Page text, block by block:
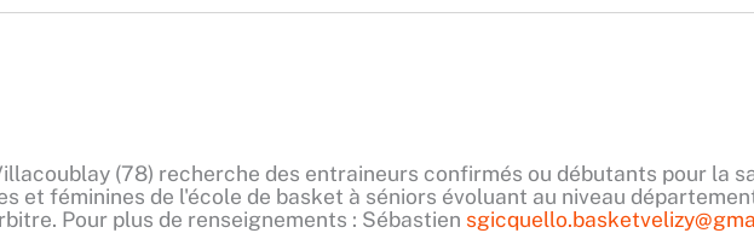
(78) recherche des entraineurs confirmés ou débutants pour la
et féminines de l'école de basket à séniors évoluant au niveau
Pour plus de renseignements : Sébastien